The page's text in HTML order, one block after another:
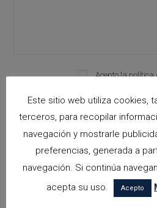
Acepto lapolítica
Categorías
arquitectora espacios biofilicos
Arquitectos en Alicante
Este sitio web utiliza cookies,
terceros, para recopilar
navegación y mostrarle
preferencias, generada a
navegación. Si continúa
acepta su uso.
Acepto